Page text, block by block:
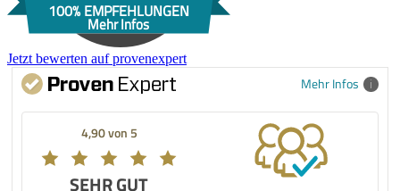
100% EMPFEHLUNGEN
Mehr Infos
Jetzt bewerten auf provenexpert
Mehr Infos
4,90 von 5
SEHR GUT